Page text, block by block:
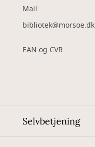
Mail:
bibliotek@morsoe.dk
EAN og CVR
Selvbetjening